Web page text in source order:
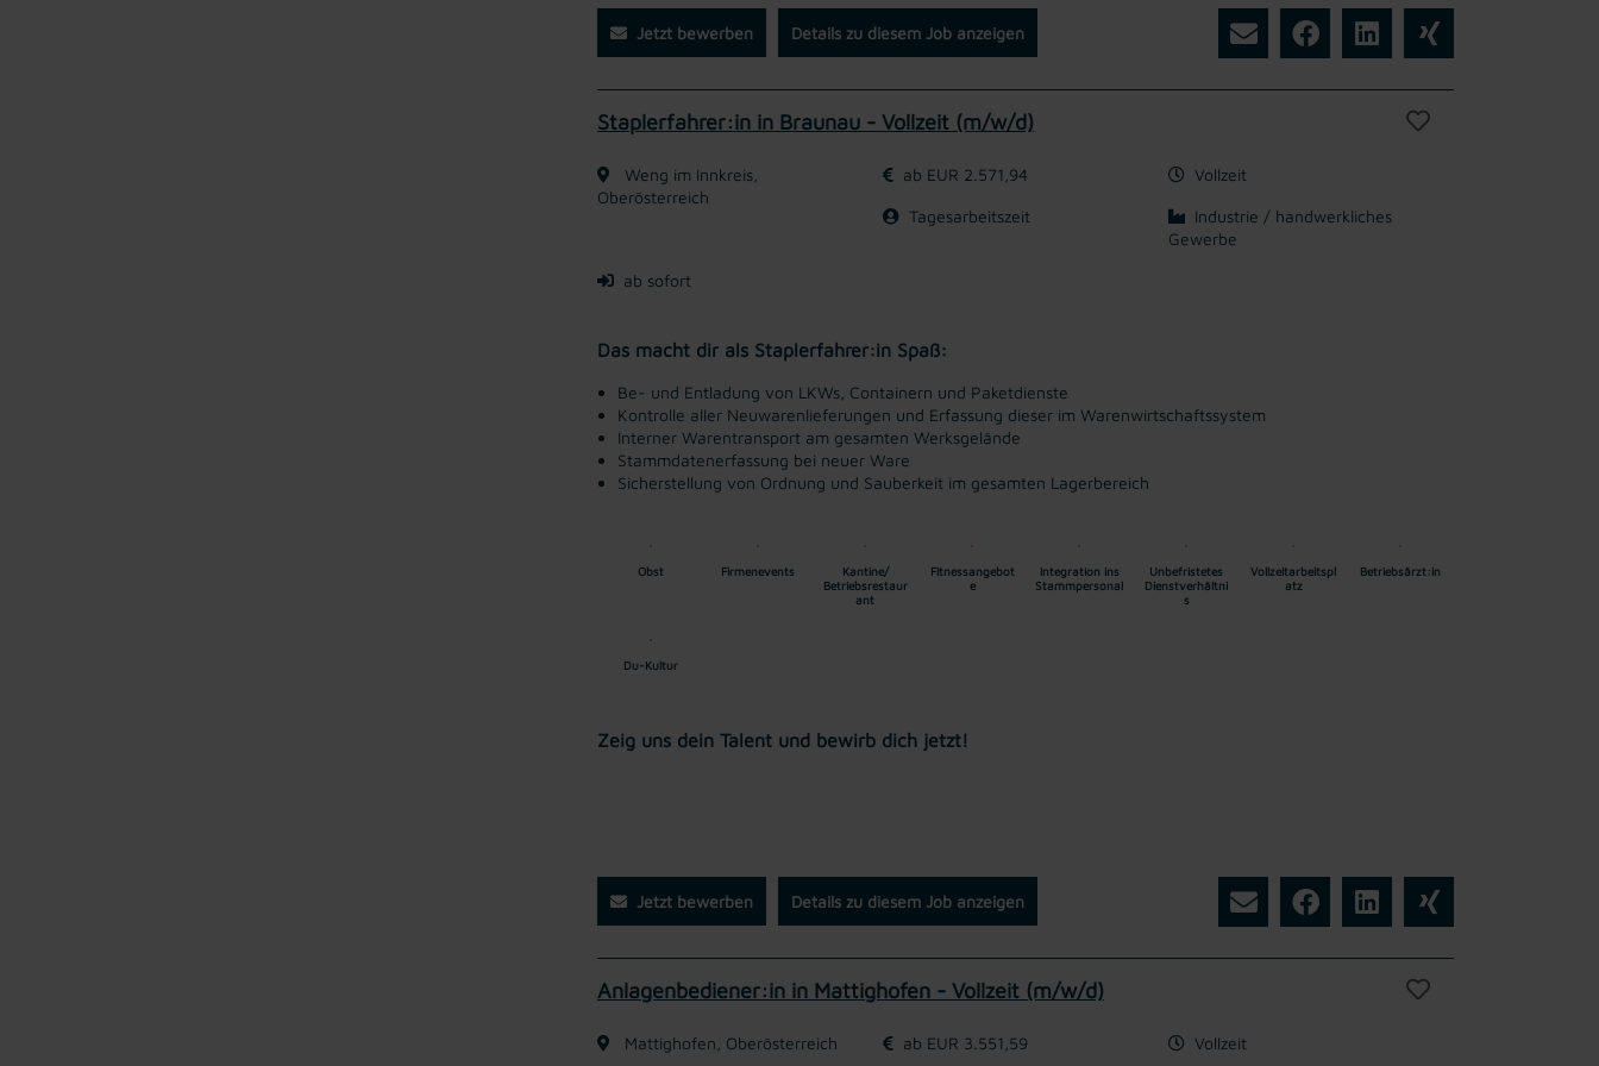
Jetzt bewerben Details zu diesem Job anzeigen
Staplerfahrer:in in Braunau - Vollzeit (m/w/d)
Weng im Innkreis,
Oberösterreich
ab EUR 2.571,94 Vollzeit
Tagesarbeitszeit
Industrie / handwerkliches
Gewerbe
ab sofort
Das macht dir als Staplerfahrer:in Spaß:
Be- und Entladung von LKWs, Containern und Paketdienste
Kontrolle aller Neuwarenlieferungen und Erfassung dieser im Warenwirtschaftssystem
Interner Warentransport am gesamten Werksgelände
Stammdatenerfassung bei neuer Ware
Sicherstellung von Ordnung und Sauberkeit im gesamten Lagerbereich
Obst Firmenevents
Kantine/
Betriebsrestaur
ant
Fitnessangebot
e
Integration ins
Stammpersonal
Unbefristetes
Dienstverhältni
s
Vollzeitarbeitspl
atz
Betriebsärzt:in
Du-Kultur
Zeig uns dein Talent und bewirb dich jetzt!
Jetzt bewerben Details zu diesem Job anzeigen
Anlagenbediener:in in Mattighofen - Vollzeit (m/w/d)
Mattighofen, Oberösterreich ab EUR 3.551,59 Vollzeit